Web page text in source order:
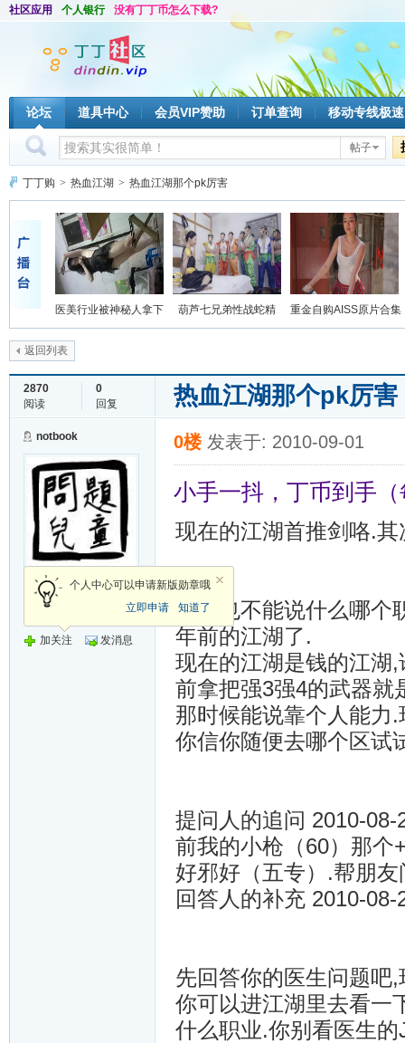
社区应用 个人银行 没有丁丁币怎么下载?
论坛 道具中心 会员VIP赞助 订单查询 移动专线极速
帖子
丁丁购 > 热血江湖 > 热血江湖那个pk厉害
医美行业被神秘人拿下 葫芦七兄弟性战蛇精 重金自购AISS原片合集
返回列表
2870
阅读
0
回复
热血江湖那个pk厉害
notbook
荣誉会员 个人中心可以申请新版勋章哦
立即申请
知道了
加关注
发消息
0楼 发表于: 2010-09-01
小手一抖，丁币到手
现在的江湖首推剑咯.
其实也不能说什么哪个
年前的江湖了.
现在的江湖是钱的江湖
前拿把强3强4的武器就
那时候能说靠个人能力
你信你随便去哪个区试
提问人的追问 2010-
前我的小枪（60）那个
好邪好（五专）.帮朋
回答人的补充 2010-08-
先回答你的医生问题吧
你可以进江湖里去看一
什么职业.你别看医生